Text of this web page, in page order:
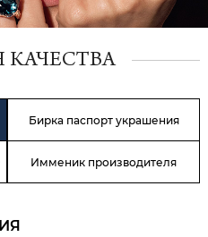
КАЧЕСТВА
Бирка паспорт украшения
Имменик производителя